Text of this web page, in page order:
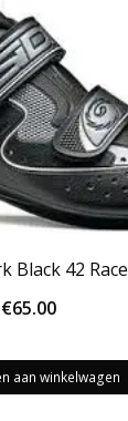
Black 42 Race
€65.00
aan winkelwagen